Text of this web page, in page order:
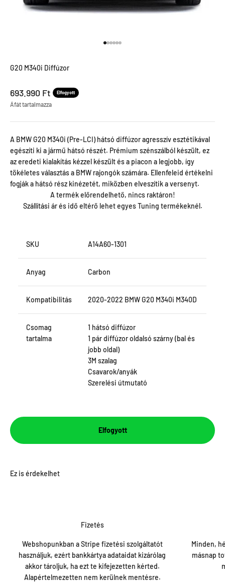
G20 M340i Diffúzor
Leértékel ár
693.990 Ft Elfogyott
Áfát tartalmazza
A BMW G20 M340i (Pre-LCI) hátsó diffúzor agresszív esztétikával
egészíti ki a jármű hátsó részét. Prémium szénszálból készült, ez
az eredeti kialakítás kézzel készült és a piacon a legjobb, így
tökéletes választás a BMW rajongók számára. Ellenfeleid értékelni
fogják a hátsó rész kinézetét, miközben elveszítik a versenyt.
A termék előrendelhető, nincs raktáron!
Szállítási ár és idő eltérő lehet egyes Tuning termékeknél.
SKU A14A60-1301
Anyag Carbon
Kompatibilitás 2020-2022 BMW G20 M340i M340D
Csomag
tartalma
1 hátsó diffúzor
1 pár diffúzor oldalsó szárny (bal és
jobb oldal)
3M szalag
Csavarok/anyák
Szerelési útmutató
Elfogyott
Fizetés
Webshopunkban a Stripe fizetési szolgáltatót
használjuk, ezért bankkártya adataidat kizárólag
akkor tároljuk, ha ezt te kifejezetten kérted.
Alapértelmezetten nem kerülnek mentésre.
Minden,
másnap